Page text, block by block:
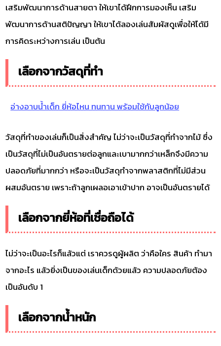
เสริมพัฒนาการด้านสายตา ให้เขาได้ฝึกการมองเห็น เสริม
พัฒนาการด้านสติปัญญา ให้เขาได้ลองเล่นสัมผัสดูเพื่อให้ได้มี
การคิดระหว่างการเล่น เป็นต้น
เลือกจากวัสดุที่ทำ
อ่างอาบน้ำเด็ก ยี่ห้อไหน ทนทาน พร้อมใช้กับลูกน้อย
วัสดุที่ทำของเล่นก็เป็นสิ่งสำคัญ ไม่ว่าจะเป็นวัสดุที่ทำจากไม้ ซึ่ง
เป็นวัสดุที่ไม่เป็นอันตรายต่อลูกและเบามากกว่าเหล็กจึงมีความ
ปลอดภัยที่มากกว่า หรือจะเป็นวัสดุทำจากพลาสติกที่ไม่มีส่วน
ผสมอันตราย เพราะถ้าลูกเผลอเอาเข้าปาก อาจเป็นอันตรายได้
เลือกจากยี่ห้อที่เชื่อถือได้
ไม่ว่าจะเป็นอะไรก็แล้วแต่ เราควรดูผู้ผลิต ว่าคือใคร สินค้า ทำมา
จากอะไร แล้วยิ่งเป็นของเล่นเด็กด้วยแล้ว ความปลอดภัยต้อง
เป็นอันดับ 1
เลือกจากน้ำหนัก